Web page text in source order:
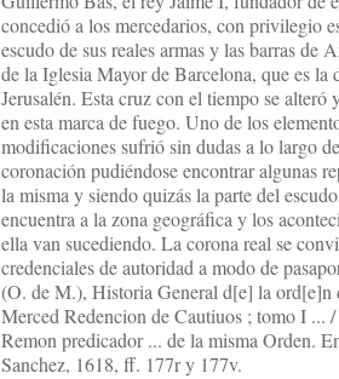
concedió a los mercedarios, con privilegio
escudo de sus reales armas y las barras de
de la Iglesia Mayor de Barcelona, que es la
Jerusalén. Esta cruz con el tiempo se alteró
en esta marca de fuego. Uno de los
modificaciones sufrió sin dudas a lo largo
coronación pudiéndose encontrar algunas
la misma y siendo quizás la parte del
encuentra a la zona geográfica y los
ella van sucediendo. La corona real se
credenciales de autoridad a modo de
(O. de M.), Historia General d[e] la ord[e]n
Merced Redencion de Cautiuos ; tomo I ...
Remon predicador ... de la misma Orden.
Sanchez, 1618, ff. 177r y 177v.